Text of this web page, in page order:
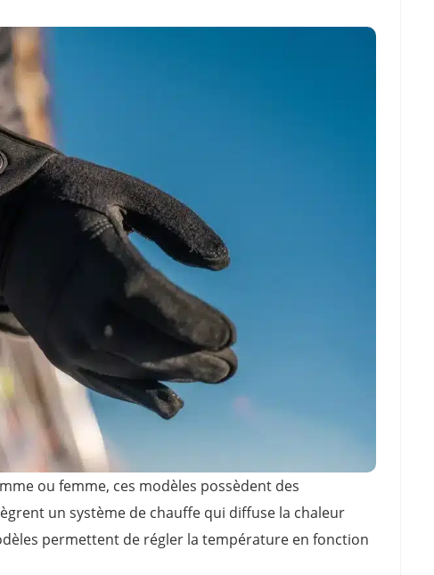
ou femme, ces modèles possèdent des
un système de chauffe qui diffuse la chaleur
permettent de régler la température en fonction